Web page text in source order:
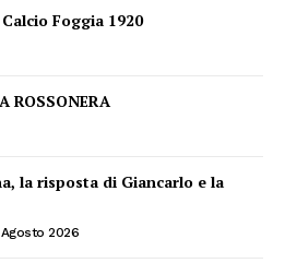
Calcio Foggia 1920
ROSSONERA
la risposta di Giancarlo e la
2026